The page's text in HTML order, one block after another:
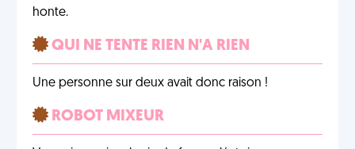
honte.
QUI NE TENTE RIEN N'A RIEN
Une personne sur deux avait donc raison !
ROBOT MIXEUR